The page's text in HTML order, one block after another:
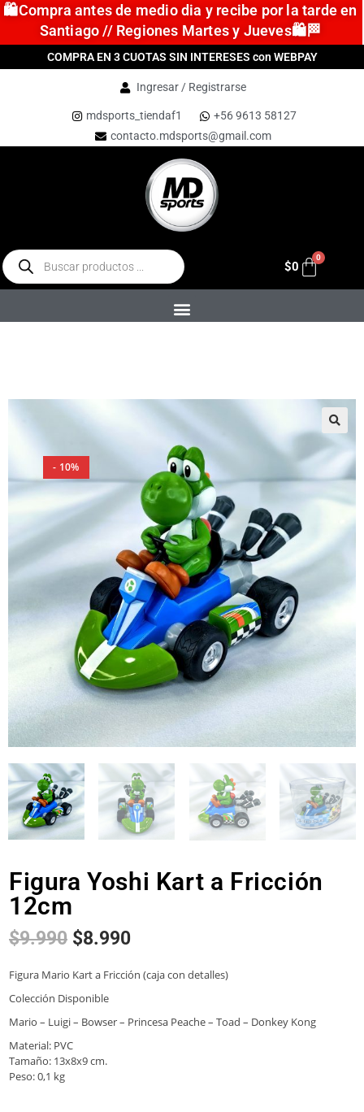
🛍️Compra antes de medio dia y recibe por la tarde en
Santiago // Regiones Martes y Jueves🛍️🏁
COMPRA EN 3 CUOTAS SIN INTERESES con WEBPAY
Ingresar / Registrarse
mdsports_tiendaf1
+56 9613 58127
contacto.mdsports@gmail.com
$0
- 10%
Figura Yoshi Kart a Fricción
12cm
$9.990 $8.990
Figura Mario Kart a Fricción (caja con detalles)
Colección Disponible
Mario – Luigi – Bowser – Princesa Peache – Toad – Donkey Kong
Material: PVC
Tamaño: 13x8x9 cm.
Peso: 0,1 kg